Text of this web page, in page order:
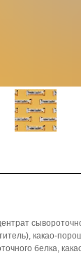
какао-
белка,